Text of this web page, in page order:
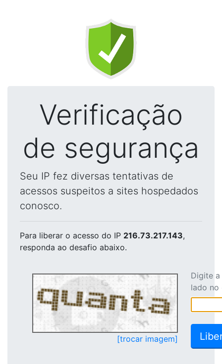
Verificação
de segurança
Seu IP fez diversas tentativas de
acessos suspeitos a sites hospedados
conosco.
Para liberar o acesso do IP 216.73.217.143,
responda ao desafio abaixo.
[trocar imagem]
Digite
lado no